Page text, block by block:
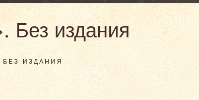
Без издания
ИЗДАНИЯ